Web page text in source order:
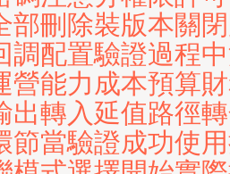
部刪除裝版本關
調配置驗證過程
營能力成本預算
出轉入延值路徑
節當驗證成功使